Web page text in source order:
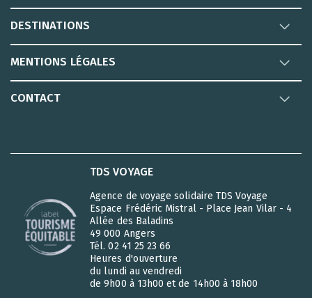
DESTINATIONS
MENTIONS LÉGALES
CONTACT
TDS VOYAGE
Agence de voyage solidaire TDS Voyage
Espace Frédéric Mistral - Place Jean Vilar - 4
Allée des Baladins
49 000 Angers
Tél. 02 41 25 23 66
Heures d'ouverture
du lundi au vendredi
de 9h00 à 13h00 et de 14h00 à 18h00